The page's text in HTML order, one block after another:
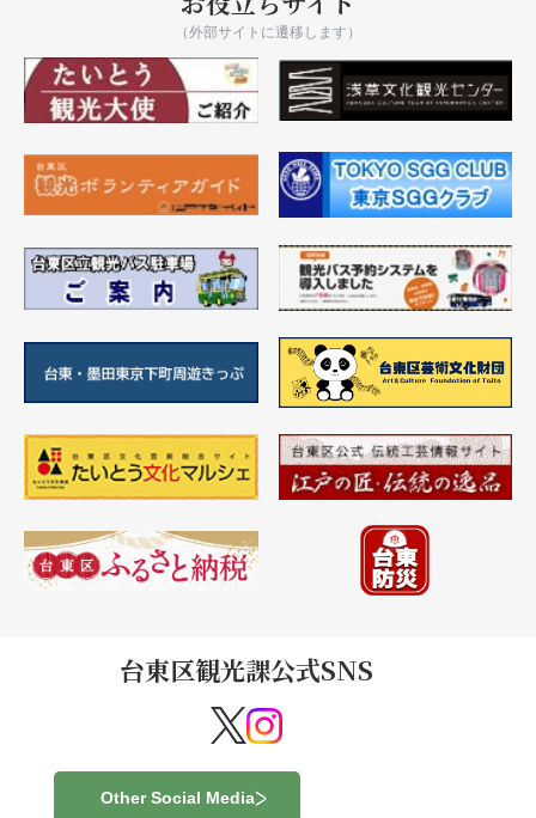
（外部サイトに遷移します）
台東区観光課公式SNS
Other Social Media